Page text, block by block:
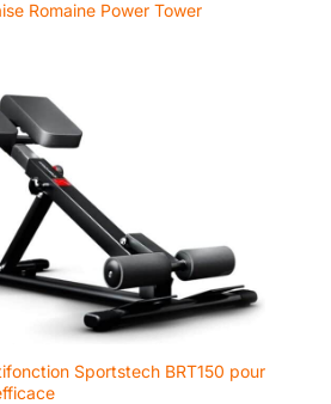
Romaine Power Tower
Sportstech BRT150 pour